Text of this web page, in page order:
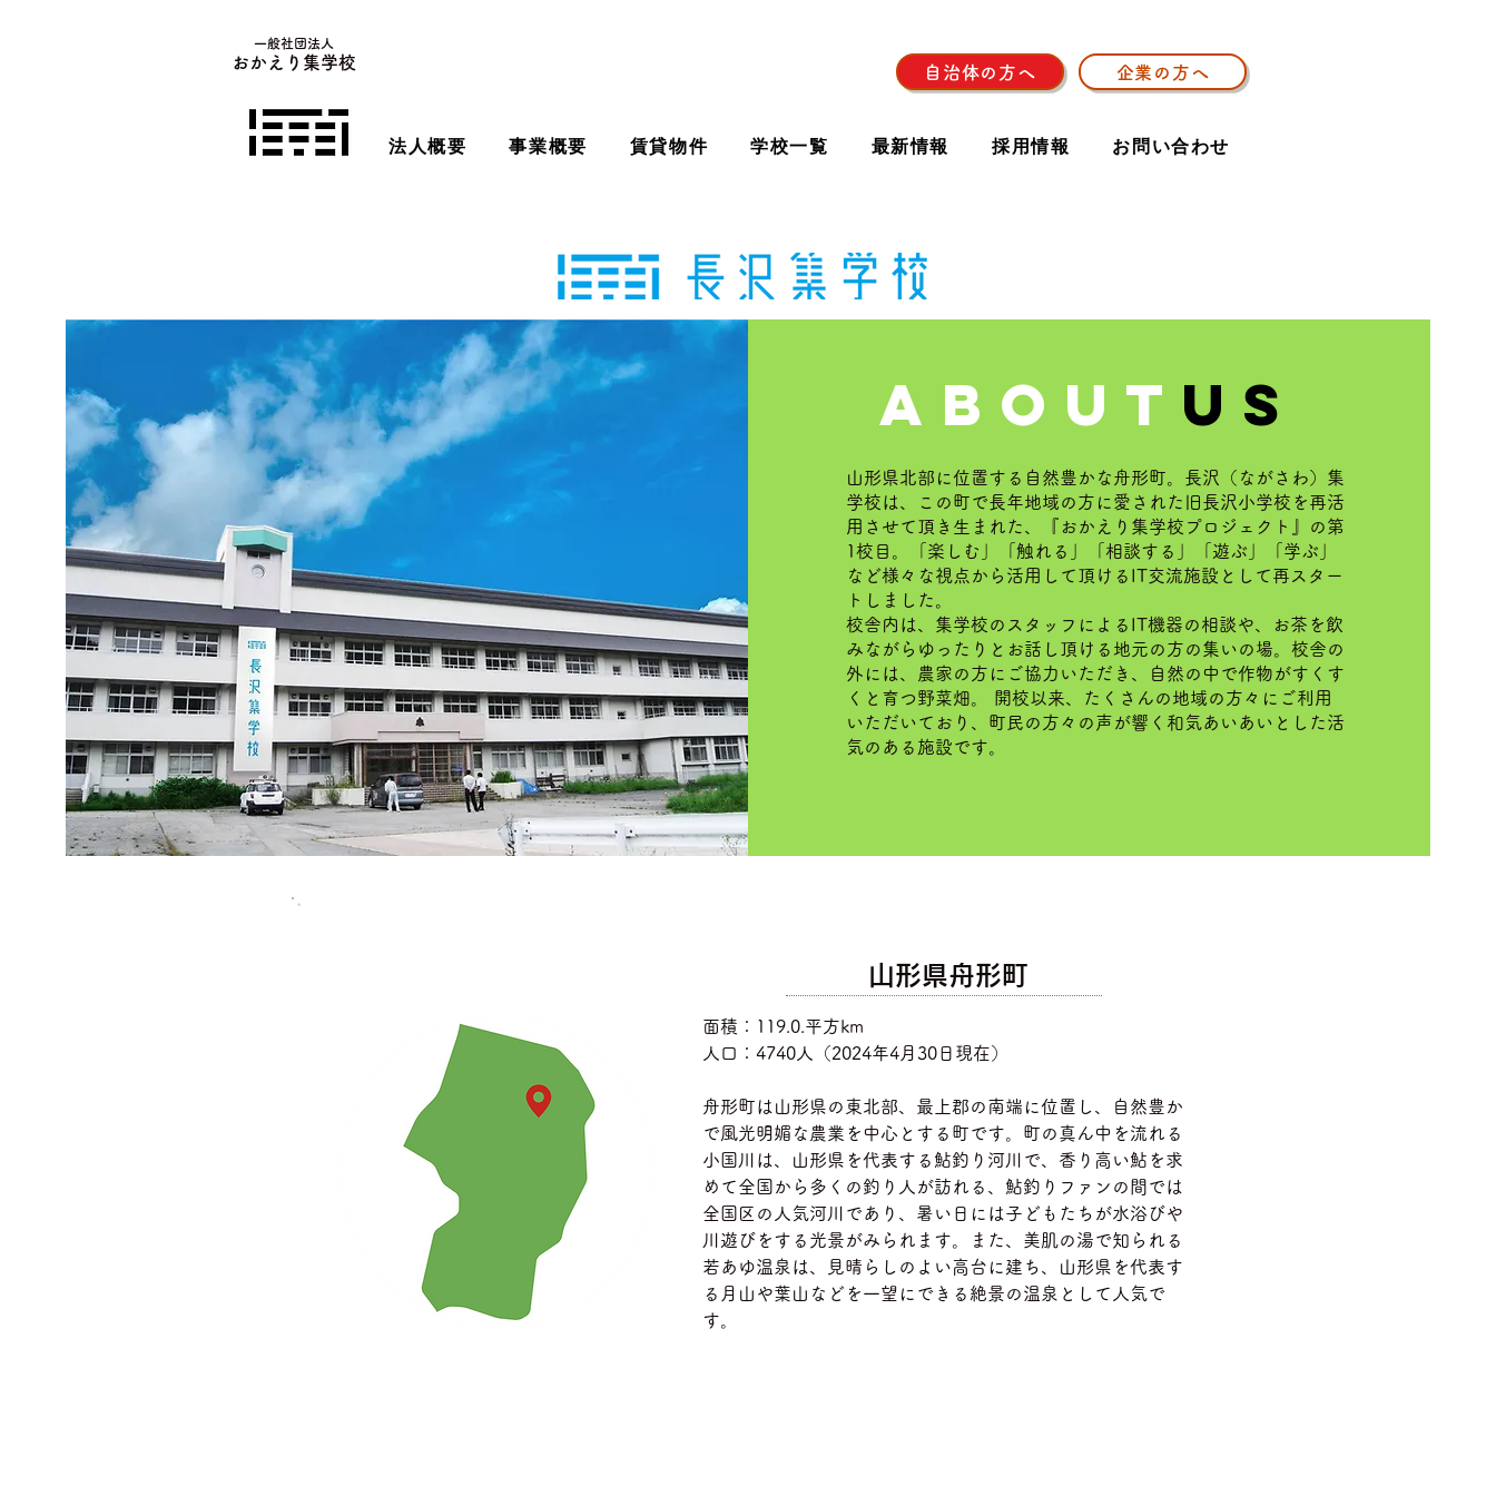
一般社団法人
おかえり集学校
自治体の方へ 企業の方へ
法人概要 事業概要 賃貸物件 学校一覧 最新情報 採用情報 お問い合わせ
about us
山形県北部に位置する自然豊かな舟形町。長沢（ながさわ）集
学校は、この町で長年地域の方に愛された旧長沢小学校を再活
用させて頂き生まれた、『おかえり集学校プロジェクト』の第
1校目。「楽しむ」「触れる」「相談する」「遊ぶ」「学ぶ」
など様々な視点から活用して頂けるIT交流施設として再スター
トしました。
校舎内は、集学校のスタッフによるIT機器の相談や、お茶を飲
みながらゆったりとお話し頂ける地元の方の集いの場。校舎の
外には、農家の方にご協力いただき、自然の中で作物がすくす
くと育つ野菜畑。 開校以来、たくさんの地域の方々にご利用
いただいており、町民の方々の声が響く和気あいあいとした活
気のある施設です。
山形県舟形町
面積：119.0.平方km
人口：4740人（2024年4月30日現在）
舟形町は山形県の東北部、最上郡の南端に位置し、自然豊か
で風光明媚な農業を中心とする町です。町の真ん中を流れる
小国川は、山形県を代表する鮎釣り河川で、香り高い鮎を求
めて全国から多くの釣り人が訪れる、鮎釣りファンの間では
全国区の人気河川であり、暑い日には子どもたちが水浴びや
川遊びをする光景がみられます。また、美肌の湯で知られる
若あゆ温泉は、見晴らしのよい高台に建ち、山形県を代表す
る月山や葉山などを一望にできる絶景の温泉として人気で
す。